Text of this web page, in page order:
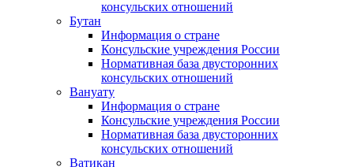
консульских отношений
Бутан
Информация о стране
Консульские учреждения России
Нормативная база двусторонних
консульских отношений
Вануату
Информация о стране
Консульские учреждения России
Нормативная база двусторонних
консульских отношений
Ватикан